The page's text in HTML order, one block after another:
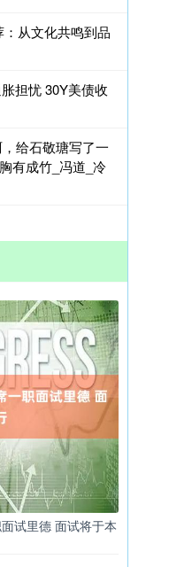
从文化共鸣到品
担忧 30Y美债收
给石敬瑭写了一
有成竹_冯道_冷
试里德 面试将于本